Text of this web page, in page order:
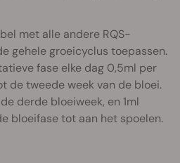
met alle andere RQS-
gehele groeicyclus toepassen.
fase elke dag 0,5ml per
de tweede week van de bloei.
derde bloeiweek, en 1ml
bloeifase tot aan het spoelen.